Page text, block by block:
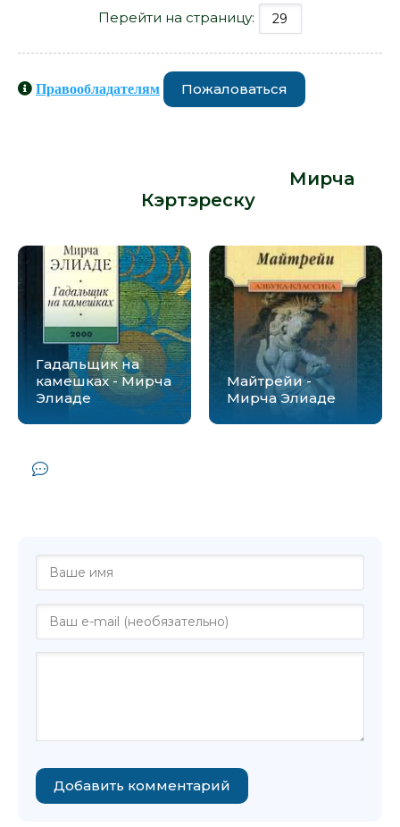
Перейти на страницу:
Правообладателям Пожаловаться
Мирча
Кэртэреску:
Гадальщик на
камешках - Мирча
Элиаде
Майтрейи -
Мирча Элиаде
Добавить комментарий